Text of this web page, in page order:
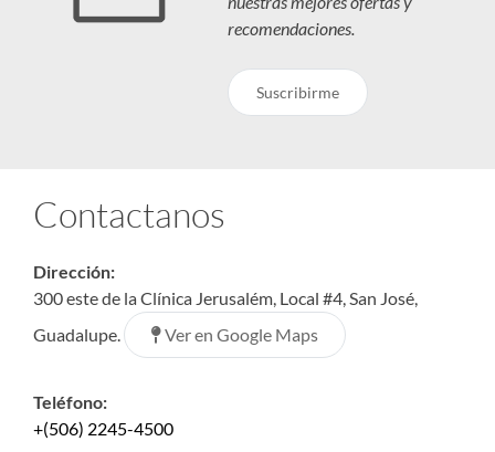
recomendaciones.
Suscribirme
Contactanos
Dirección:
300 este de la Clínica Jerusalém, Local #4, San José,
Guadalupe.
Ver en Google Maps
Teléfono:
+(506) 2245-4500